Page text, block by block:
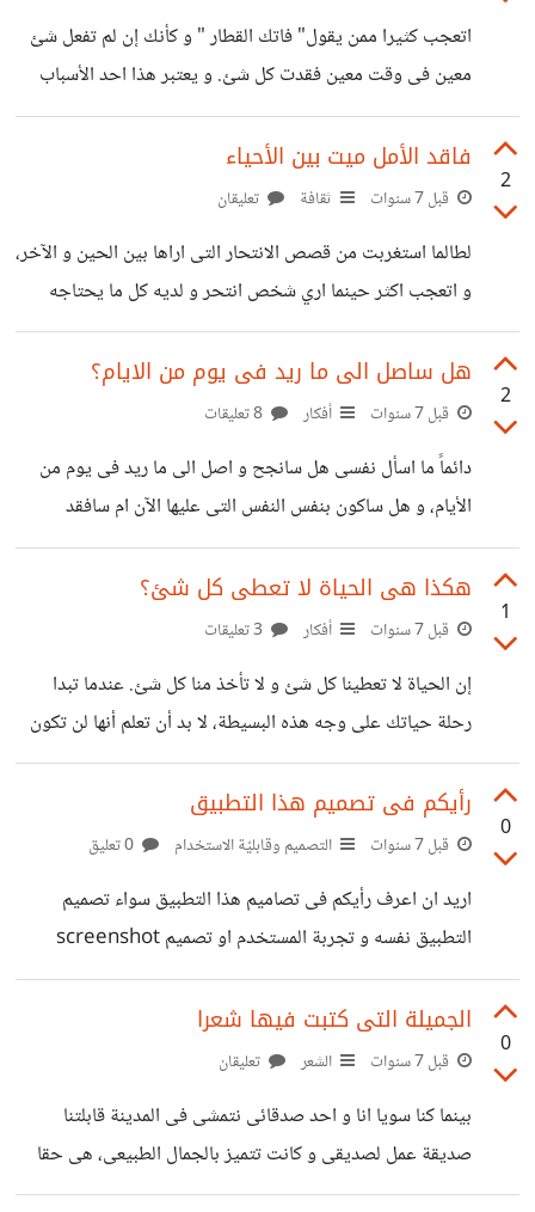
التصميم و البرمجة، و شكراً لكم جميعاً
https://play.google.com/store/apps/details?
id=com.mga5.almoshfwithnavigtiondrawer
اتعجب كثيرا ممن يقول" فاتك القطار " و كأنك إن لم تفعل شئ
معين فى وقت معين فقدت كل شئ. و يعتبر هذا احد الأسباب
التى جعلت الكثير منا ييأس و يتوقف عن العمل و السعى
للوصول الى النجاح بحجة أن الوقت انتهى و لم يعد بامكاننا
تحقيق شئ. فى الحقيقة النجاح ليس له وقت معين، فهناك من
الوصول الى النجاح شئ نسبى فمفهوم النجاح
2
فاقد الأمل ميت بين الأحياء
قبل 7 سنوات ثقافة تعليقان
لطالما استغربت من قصص الانتحار التى اراها بين الحين و الآخر،
و اتعجب اكثر حينما اري شخص انتحر و لديه كل ما يحتاجه
المرء كى يعيش سعيد. لكن حينما بحث بدقة و طبقا لخبرتى فى
مجال علم النفس، اكتشفت أن اشد الأمور خطورة على الإنسان أن
يفقد الأمل، لأنه بذلك يكتب نهايته الحتمية حتى و أن كان
يتنفس بين الأحياء إلا انه بلا روح هو فقط مجرد جسد. إن من
الأمور المشتركة، التى تجمع بين معظم المصابين بالأمراض
النفسية هو
2
هل ساصل الى ما ريد فى يوم من الايام؟
قبل 7 سنوات أفكار
دائماً ما اسأل نفسى هل سانجح و اصل الى ما ريد فى يوم من
الأيام، و هل ساكون بنفس النفس التى عليها الآن ام سافقد
الحماسة حتى و ان وصلت الى ما اريد، و تتحقق فيا المقولة: (
الاشياء التى نريدها أن وصلت فى غير موعدها فقدنا شغفنا بها )
باحث عن الفلاح و هو النجاح بمفهومة الأشمل. محمد عبد السلام
1
هكذا هى الحياة لا تعطى كل شئ؟
قبل 7 سنوات أفكار
إن الحياة لا تعطينا كل شئ و لا تأخذ منا كل شئ. عندما تبدا
رحلة حياتك على وجه هذه البسيطة، لا بد أن تعلم أنها لن تكون
صعبه كل الوقت و لا سهله كل الوقت. الإنسان فى هذه الحياة
سوف يتقلب فيها تقلب الشاه على النار يوم يجد نفسه سعيد و
اليوم الآخر الحزن يصيبه. لذلك يا صديقى لا تفرح لفرح و لا
جيدا. إذا وقفت عند
0
رأيكم فى تصميم هذا التطبيق
قبل 7 سنوات التصميم وقابليّة الاستخدام
اريد ان اعرف رأيكم فى تصاميم هذا التطبيق سواء تصميم
التطبيق نفسه و تجربة المستخدم او تصميم screenshot
الموجودة على المتجر و ايقونة التطبيق رابط المعاينة
https://play.google.com/store/apps/details?
id=com.mga5.buttontocount
0
الجميلة التى كتبت فيها شعرا
قبل 7 سنوات الشعر تعليقان
بينما كنا سويا انا و احد صدقائى نتمشى فى المدينة قابلتنا
صديقة عمل لصديقى و كانت تتميز بالجمال الطبيعى، هى حقا
كانت جميلة لدرجة انها تخطف الأبصار. حينما تقابلنا مدت يدها